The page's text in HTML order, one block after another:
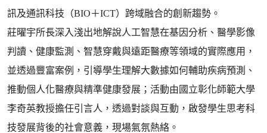
訊及通訊科技（BIO＋ICT）跨域融合的創新趨勢。
莊曜宇所長深入淺出地解說人工智慧在基因分析、醫學影像
判讀、健康監測、智慧穿戴與遠距醫療等領域的實際應用，
並透過豐富案例，引導學生理解大數據如何輔助疾病預測、
推動個人化醫療與精準健康發展；活動由國立彰化師範大學
李奇英教授擔任引言人，透過對談與互動，啟發學生思考科
技發展背後的社會意義，現場氣氛熱絡。